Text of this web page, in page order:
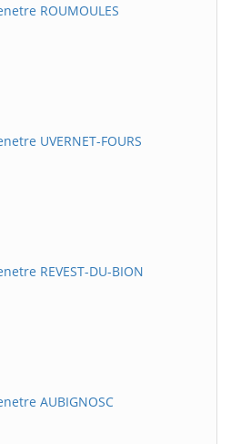
ROUMOULES
UVERNET-FOURS
REVEST-DU-BION
AUBIGNOSC